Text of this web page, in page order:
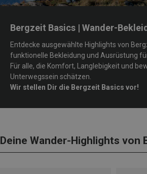
Bergzeit Basics | Wander-
Entdecke ausgewählte Highlights von
funktionelle Bekleidung und Ausrüstung
Für alle, die Komfort, Langlebigkeit und
Unterwegssein schätzen.
Wir stellen Dir die Bergzeit Basics vor!
Deine Wander-Highlights von